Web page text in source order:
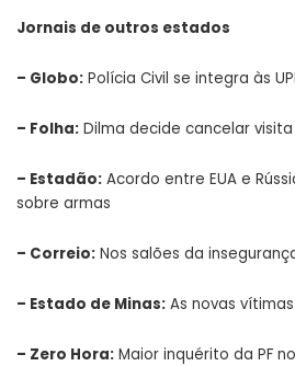
Jornais de outros estados
– Globo: Polícia Civil se integra às
– Folha: Dilma decide cancelar
– Estadão: Acordo entre EUA e
sobre armas
– Correio: Nos salões da
– Estado de Minas: As novas
– Zero Hora: Maior inquérito da PF